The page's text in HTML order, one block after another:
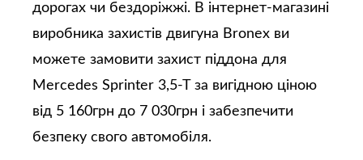
дорогах чи бездоріжжі. В інтернет-магазині
виробника захистів двигуна Bronex ви
можете замовити захист піддона для
Mercedes Sprinter 3,5-T за вигідною ціною
від 5 160грн до 7 030грн і забезпечити
безпеку свого автомобіля.